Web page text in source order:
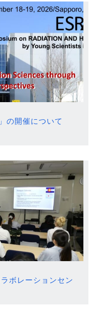
の開催について
ボレーションセン